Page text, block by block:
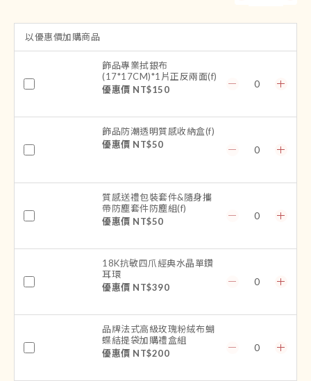
以優惠價加購商品
飾品專業拭銀布
(17*17CM)*1片正反兩面(f)
優惠價 NT$150
飾品防潮透明質感收納盒(f)
優惠價 NT$50
質感送禮包裝套件&隨身攜
帶防塵套件防塵組(f)
優惠價 NT$50
18K抗敏四爪經典水晶單鑽
耳環
優惠價 NT$390
品牌法式高級玫瑰粉絨布蝴
蝶結提袋加購禮盒組
優惠價 NT$200